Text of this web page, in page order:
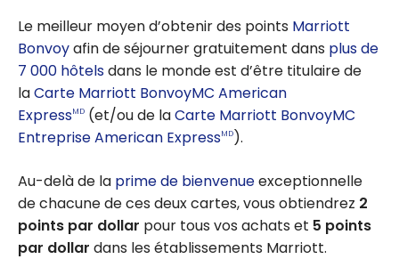
Le meilleur moyen d’obtenir des points Marriott
Bonvoyafin de séjourner gratuitement dans plus de
7 000 hôtelsdans le monde est d’être titulaire de
laCarte Marriott BonvoyMC American
ExpressMD (et/ou de laCarte Marriott BonvoyMC
Entreprise American ExpressMD).
Au-delà de la prime de bienvenueexceptionnelle
de chacune de ces deux cartes, vous obtiendrez 2
points par dollar pour tous vos achats et 5 points
par dollar dans les établissements Marriott.